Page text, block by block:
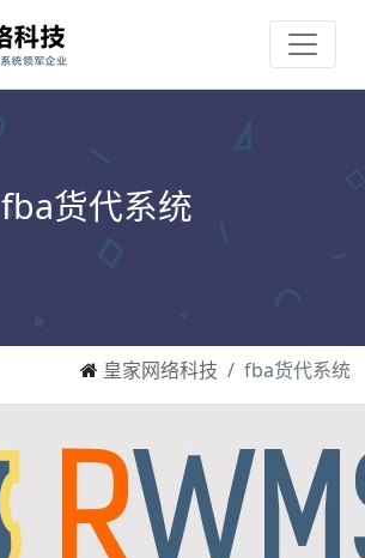
fba货代系统
皇家网络科技 fba货代系统